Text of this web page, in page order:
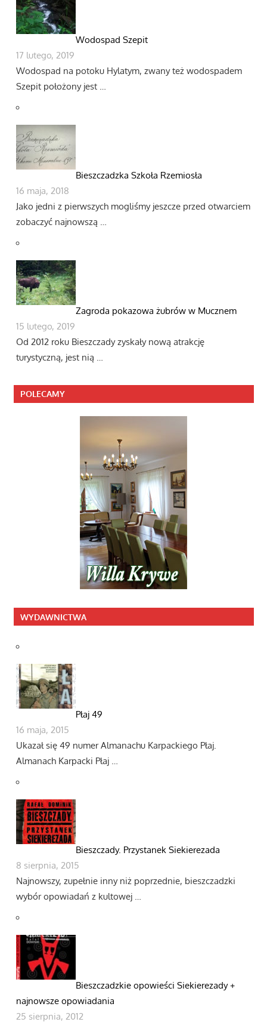
Wodospad Szepit
17 lutego, 2019
Wodospad na potoku Hylatym, zwany też wodospadem
Szepit położony jest …
Bieszczadzka Szkoła Rzemiosła
16 maja, 2018
Jako jedni z pierwszych mogliśmy jeszcze przed otwarciem
zobaczyć najnowszą …
Zagroda pokazowa żubrów w Mucznem
15 lutego, 2019
Od 2012 roku Bieszczady zyskały nową atrakcję
turystyczną, jest nią …
POLECAMY
WYDAWNICTWA
Płaj 49
16 maja, 2015
Ukazał się 49 numer Almanachu Karpackiego Płaj.
Almanach Karpacki Płaj …
Bieszczady. Przystanek Siekierezada
8 sierpnia, 2015
Najnowszy, zupełnie inny niż poprzednie, bieszczadzki
wybór opowiadań z kultowej …
Bieszczadzkie opowieści Siekierezady +
najnowsze opowiadania
25 sierpnia, 2012